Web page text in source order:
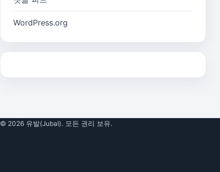
WordPress.org
© 2026 유발(Jubal). 모든 권리 보유.